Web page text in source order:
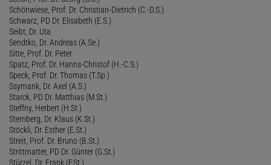
Schönwiese, Prof. Dr. Christian-Dietrich (C.-D.S.)
Schwarz, PD Dr. Elisabeth (E.S.)
Seibt, Dr. Uta
Sendtko, Dr. Andreas (A.Se.)
Sitte, Prof. Dr. Peter
Spatz, Prof. Dr. Hanns-Christof (H.-C.S.)
Speck, Prof. Dr. Thomas (T.Sp.)
Ssymank, Dr. Axel (A.S.)
Starck, PD Dr. Matthias (M.St.)
Steffny, Herbert (H.St.)
Sternberg, Dr. Klaus (K.St.)
Stöckli, Dr. Esther (E.St.)
Streit, Prof. Dr. Bruno (B.St.)
Strittmatter, PD Dr. Günter (G.St.)
Stürzel, Dr. Frank (F.St.)